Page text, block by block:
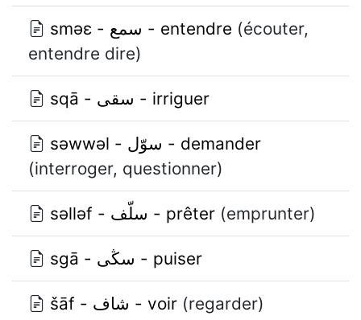
smǝɛ - سمع - entendre (écouter,
entendre dire)
sqā - سقى - irriguer
sǝwwǝl - سوّل - demander
(interroger, questionner)
sǝllǝf - سلّف - prêter (emprunter)
sgā - سڭى - puiser
šāf - شاف - voir (regarder)